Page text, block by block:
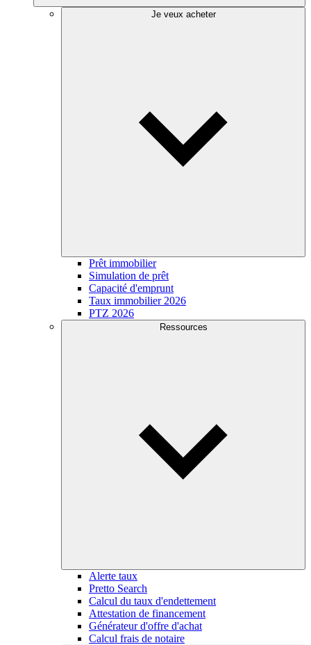
Je veux acheter
Prêt immobilier
Simulation de prêt
Capacité d'emprunt
Taux immobilier 2026
PTZ 2026
Ressources
Alerte taux
Pretto Search
Calcul du taux d'endettement
Attestation de financement
Générateur d'offre d'achat
Calcul frais de notaire